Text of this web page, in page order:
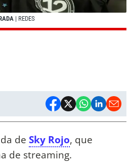
| REDES
de Sky Rojo, que
de streaming.